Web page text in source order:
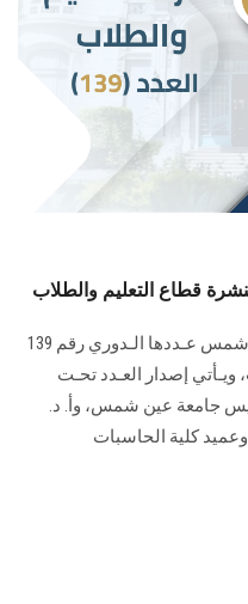
تصدر البـوابة الإلكـترونية لجامعة عين شمس عـددها الـدوري رقم 139
لنـشرة قطاع شـؤون التعـليم ‏والطلاب‎، ويـأتي إصدار العـدد تحـت
جامعة عين شمس، وأ. د.
وعميد كلية الحاسبات